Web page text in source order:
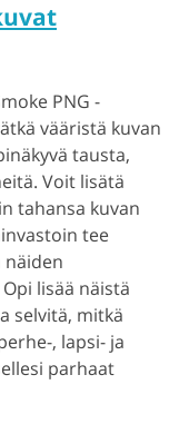
PNG -
vääristä kuvan
tausta,
Voit lisätä
tahansa kuvan
tee
näiden
lisää näistä
selvitä, mitkä
, lapsi- ja
parhaat